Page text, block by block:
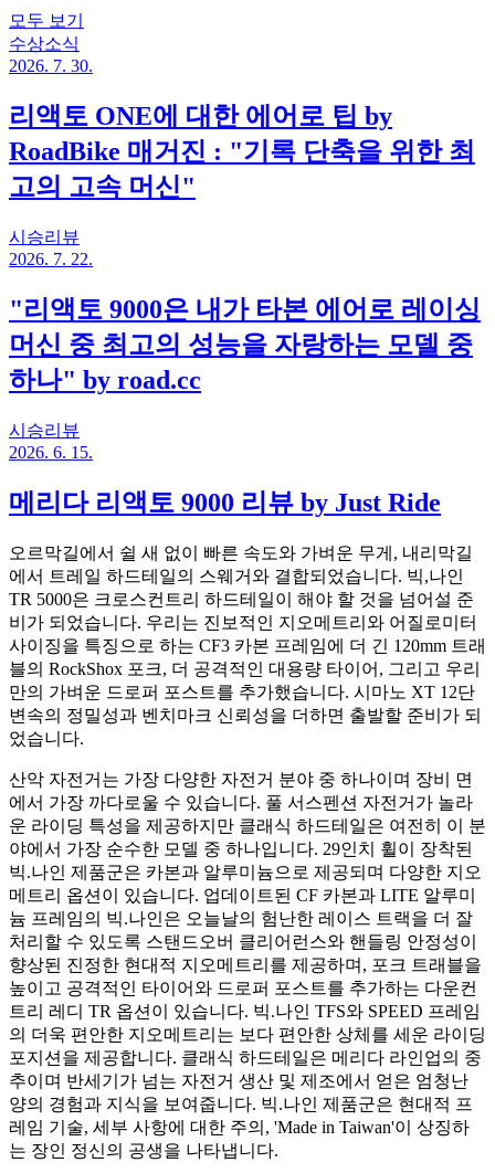
모두 보기
수상소식
2026. 7. 30.
리액토 ONE에 대한 에어로 팁 by
RoadBike 매거진 : "기록 단축을 위한 최
고의 고속 머신"
시승리뷰
2026. 7. 22.
"리액토 9000은 내가 타본 에어로 레이싱
머신 중 최고의 성능을 자랑하는 모델 중
하나" by road.cc
시승리뷰
2026. 6. 15.
메리다 리액토 9000 리뷰 by Just Ride
오르막길에서 쉴 새 없이 빠른 속도와 가벼운 무게, 내리막길
에서 트레일 하드테일의 스웨거와 결합되었습니다. 빅,나인
TR 5000은 크로스컨트리 하드테일이 해야 할 것을 넘어설 준
비가 되었습니다. 우리는 진보적인 지오메트리와 어질로미터
사이징을 특징으로 하는 CF3 카본 프레임에 더 긴 120mm 트래
블의 RockShox 포크, 더 공격적인 대용량 타이어, 그리고 우리
만의 가벼운 드로퍼 포스트를 추가했습니다. 시마노 XT 12단
변속의 정밀성과 벤치마크 신뢰성을 더하면 출발할 준비가 되
었습니다.
산악 자전거는 가장 다양한 자전거 분야 중 하나이며 장비 면
에서 가장 까다로울 수 있습니다. 풀 서스펜션 자전거가 놀라
운 라이딩 특성을 제공하지만 클래식 하드테일은 여전히 ​​이 분
야에서 가장 순수한 모델 중 하나입니다. 29인치 휠이 장착된
빅.나인 제품군은 카본과 알루미늄으로 제공되며 다양한 지오
메트리 옵션이 있습니다. 업데이트된 CF 카본과 LITE 알루미
늄 프레임의 빅.나인은 오늘날의 험난한 레이스 트랙을 더 잘
처리할 수 있도록 스탠드오버 클리어런스와 핸들링 안정성이
향상된 진정한 현대적 지오메트리를 제공하며, 포크 트래블을
높이고 공격적인 타이어와 드로퍼 포스트를 추가하는 다운컨
트리 레디 TR 옵션이 있습니다. 빅.나인 TFS와 SPEED 프레임
의 더욱 편안한 지오메트리는 보다 편안한 상체를 세운 라이딩
포지션을 제공합니다. 클래식 하드테일은 메리다 라인업의 중
추이며 반세기가 넘는 자전거 생산 및 제조에서 얻은 엄청난
양의 경험과 지식을 보여줍니다. 빅.나인 제품군은 현대적 프
레임 기술, 세부 사항에 대한 주의, 'Made in Taiwan'이 상징하
는 장인 정신의 공생을 나타냅니다.